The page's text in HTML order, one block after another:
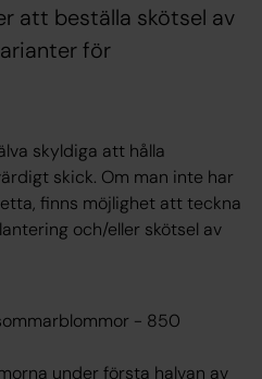
att beställa skötsel av
för
skyldiga att hålla
skick. Om man inte har
finns möjlighet att teckna
och/eller skötsel av
- 850
under första halvan av